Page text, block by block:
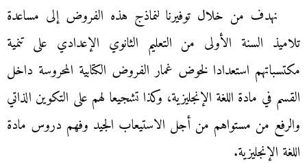
نهدف من خلال توفيرنا لنماذج هذه الفروض إلى مساعدة
تلاميذ السنة الأولى من التعليم الثانوي الإعدادي على تنمية
مكتسباتهم استعدادا لخوض غمار الفروض الكتابية المحروسة داخل
القسم في مادة اللغة الإنجليزية، وكذا تشجيعا لهم على التكوين الذاتي
والرفع من مستواهم من أجل الاستيعاب الجيد وفهم دروس مادة
اللغة الإنجليزية.